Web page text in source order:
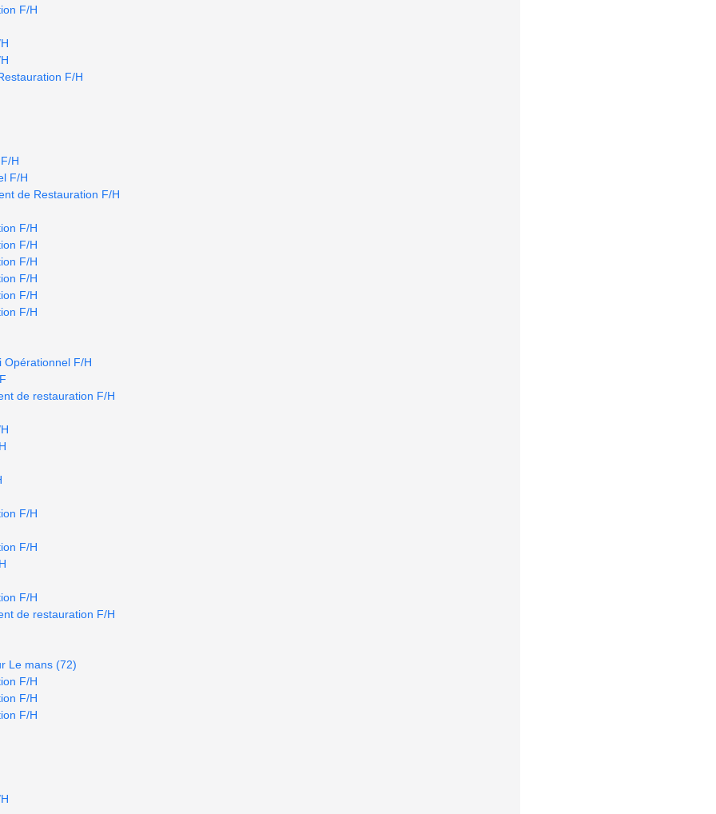
F/H
F/H
H
F/H
de Restauration F/H
F/H
F/H
F/H
F/H
F/H
F/H
Opérationnel F/H
de restauration F/H
F/H
F/H
F/H
de restauration F/H
Le mans (72)
F/H
F/H
F/H